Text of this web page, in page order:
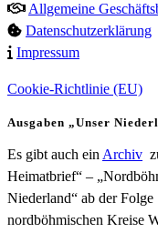
Allgemeine
Datenschutzerklärung
Impressum
Cookie-Richtlinie (EU)
Ausgaben „Unser
Es gibt auch ein Archiv
Heimatbrief“ –
Niederland“ ab der
nordböhmischen Kreise